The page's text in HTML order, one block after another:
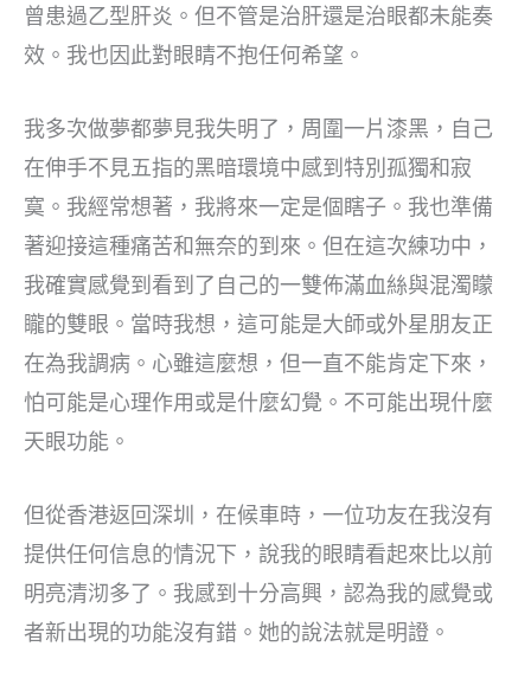
曾患過乙型肝炎。但不管是治肝還是治眼都未能奏
效。我也因此對眼睛不抱任何希望。
我多次做夢都夢見我失明了，周圍一片漆黑，自己
在伸手不見五指的黑暗環境中感到特別孤獨和寂
寞。我經常想著，我將來一定是個瞎子。我也準備
著迎接這種痛苦和無奈的到來。但在這次練功中，
我確實感覺到看到了自己的一雙佈滿血絲與混濁矇
矓的雙眼。當時我想，這可能是大師或外星朋友正
在為我調病。心雖這麼想，但一直不能肯定下來，
怕可能是心理作用或是什麼幻覺。不可能出現什麼
天眼功能。
但從香港返回深圳，在候車時，一位功友在我沒有
提供任何信息的情況下，說我的眼睛看起來比以前
明亮清沏多了。我感到十分高興，認為我的感覺或
者新出現的功能沒有錯。她的說法就是明證。